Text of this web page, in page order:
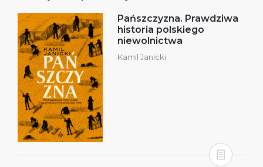
Pańszczyzna. Prawdziwa
historia polskiego
niewolnictwa
Kamil Janicki